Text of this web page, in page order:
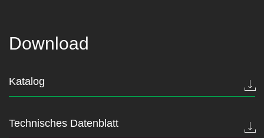
Download
Katalog
Technisches Datenblatt